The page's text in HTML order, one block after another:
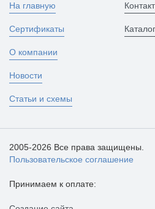
На главную
Сертификаты
О компании
Новости
Статьи и схемы
Каталог
2005-2026 Все права защищены.
Пользовательское соглашение
Принимаем к оплате: